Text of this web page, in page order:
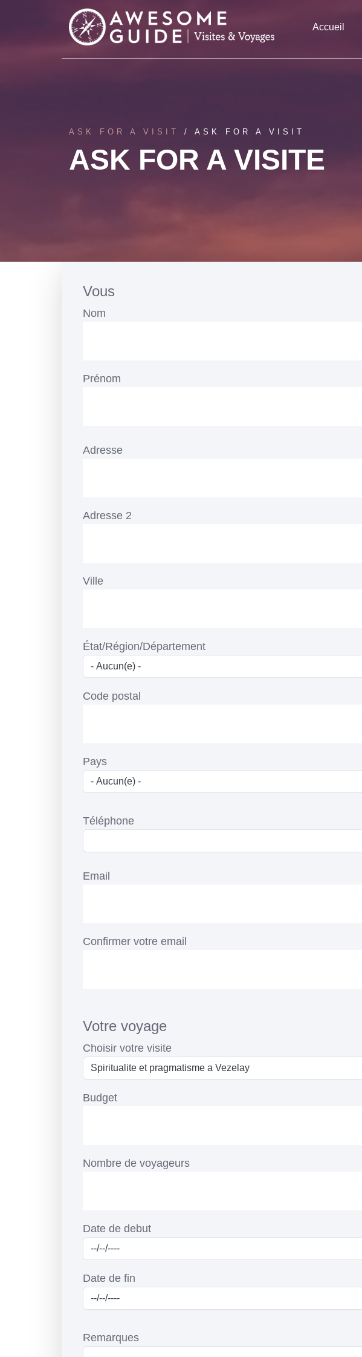
Aller au contenu principal
Accueil
ASK FOR A VISIT / ASK FOR A VISIT
ASK FOR A VISITE
Vous
Nom
Prénom
Adresse
Adresse
Adresse 2
Ville
État/Région/Département
Code postal
Pays
Téléphone
Email
Email
Confirmer votre email
Votre voyage
Choisir votre visite
Budget
Nombre de voyageurs
Date de debut
Date de fin
Remarques